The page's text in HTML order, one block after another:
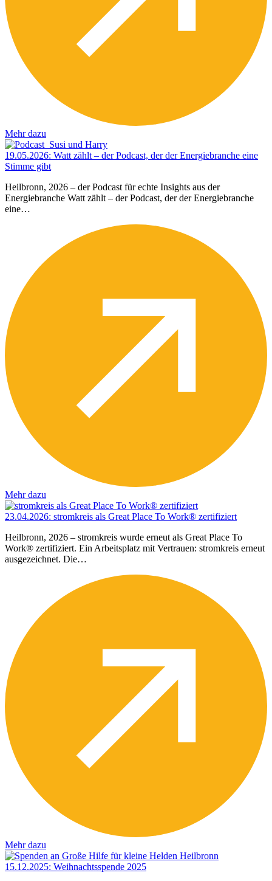
Mehr dazu
19.05.2026: Watt zählt – der Podcast, der der Energiebranche eine
Stimme gibt
Heilbronn, 2026 – der Podcast für echte Insights aus der
Energiebranche Watt zählt – der Podcast, der der Energiebranche
eine…
Mehr dazu
23.04.2026: stromkreis als Great Place To Work® zertifiziert
Heilbronn, 2026 – stromkreis wurde erneut als Great Place To
Work® zertifiziert. Ein Arbeitsplatz mit Vertrauen: stromkreis erneut
ausgezeichnet. Die…
Mehr dazu
15.12.2025: Weihnachtsspende 2025